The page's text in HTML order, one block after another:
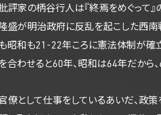
評家の柄谷行人は『終焉をめぐって
盛が明治政府に反乱を起こした西南
昭和も21-22年ころに憲法体制が確
を合わせると60年、昭和は64年だから
僚として仕事をしているあいだ、政